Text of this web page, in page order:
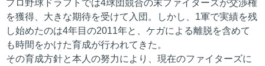
プロ野球ドラフトでは4球団競合の末ファイターズが交渉権
を獲得、大きな期待を受けて入団。しかし、1軍で実績を残
し始めたのは4年目の2011年と、ケガによる離脱を含めて
も時間をかけた育成が行われてきた。
その育成方針と本人の努力により、現在のファイターズに